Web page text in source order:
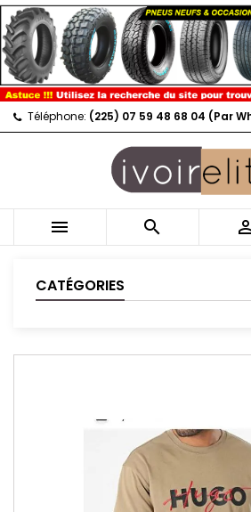
Téléphone: (225) 07 59 48 68 04 (Par
 
CATÉGORIES